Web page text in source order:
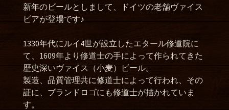
新年のビールとしまして、ドイツの老舗ヴァイス
ビアが登場です♪
1330年代にルイ4世が設立したエタール修道院に
て、1609年より修道士の手によって作られてきた
歴史深いヴァイス（小麦）ビール。
製造、品質管理共に修道士によって行われ、その
証に、ブランドロゴにも修道士が描かれていま
す。